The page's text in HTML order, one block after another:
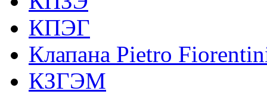
КПЭГ
Клапана Pietro
КЗГЭМ